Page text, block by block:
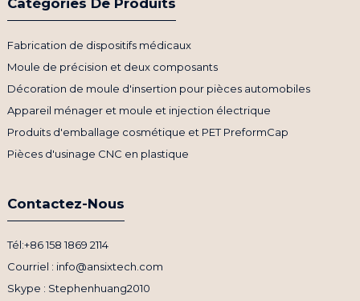
Fabrication de dispositifs médicaux
Moule de précision et deux composants
Décoration de moule d'insertion pour pièces automobiles
Appareil ménager et moule et injection électrique
Produits d'emballage cosmétique et PET PreformCap
Pièces d'usinage CNC en plastique
Contactez-Nous
Tél:+86 158 1869 2114
Courriel : info@ansixtech.com
Skype : Stephenhuang2010